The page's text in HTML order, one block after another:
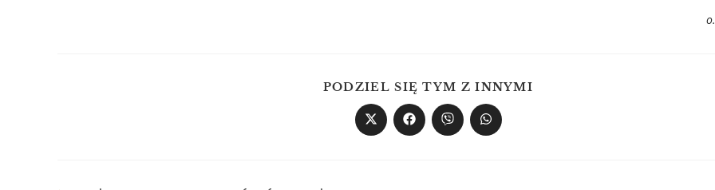
PODZIEL SIĘ TYM Z INNYMI